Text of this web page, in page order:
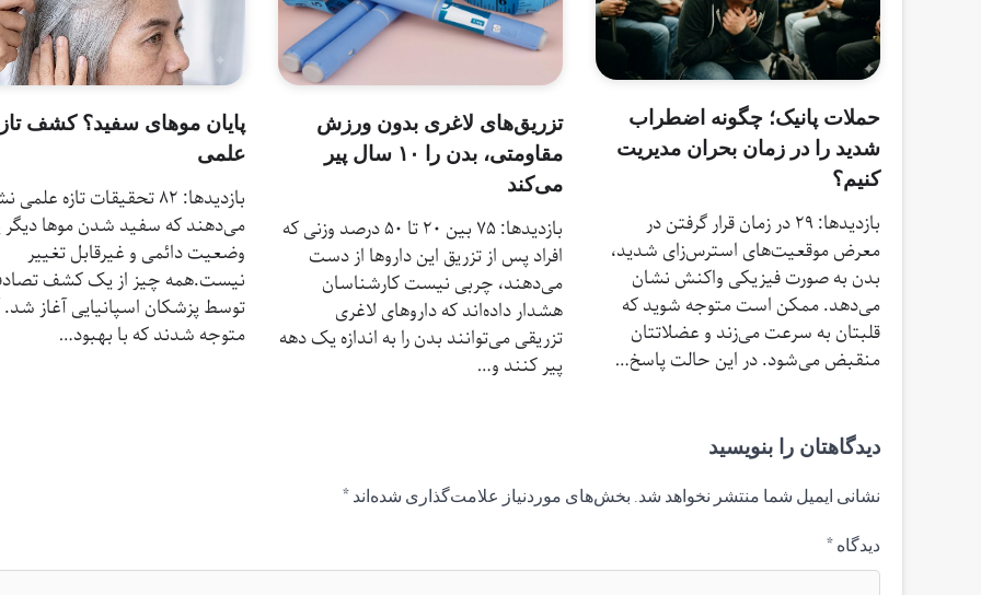
حملات پانیک؛ چگونه اضطراب
شدید را در زمان بحران مدیریت
کنیم؟
بازدیدها: 29 در زمان قرار گرفتن در
معرض موقعیت‌های استرس‌زای شدید،
بدن به صورت فیزیکی واکنش نشان
می‌دهد. ممکن است متوجه شوید که
قلبتان به سرعت می‌زند و عضلاتتان
منقبض می‌شود. در این حالت پاسخ…
تزریق‌های لاغری بدون ورزش
مقاومتی، بدن را ۱۰ سال پیر
می‌کند
بازدیدها: 75 بین ۲۰ تا ۵۰ درصد وزنی که
افراد پس از تزریق این داروها از دست
می‌دهند، چربی نیست کارشناسان
هشدار داده‌اند که داروهای لاغری
تزریقی می‌توانند بدن را به اندازه یک دهه
پیر کنند و…
پایان موهای سفید؟ کشف
علمی
بازدیدها: 82 تحقیقات تازه
می‌دهند که سفید شدن موها
وضعیت دائمی و غیرقابل تغییر
نیست.همه چیز از یک کشف
توسط پزشکان اسپانیایی آغاز شد.
متوجه شدند که با بهبود…
دیدگاهتان را بنویسید
نشانی ایمیل شما منتشر نخواهد شد. بخش‌های موردنیاز علامت‌گذاری شده‌اند *
دیدگاه *